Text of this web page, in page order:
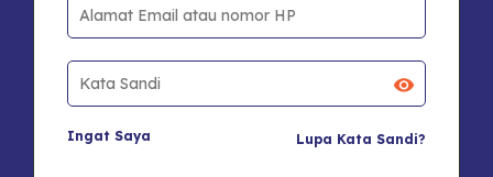
Ingat Saya Lupa Kata Sandi?